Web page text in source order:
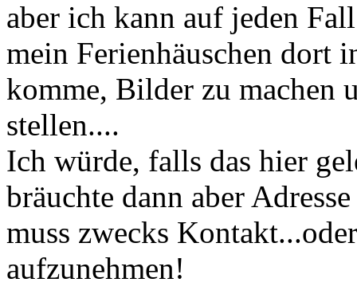
aber ich kann auf jeden
mein Ferienhäuschen dort
komme, Bilder zu machen
stellen....
Ich würde, falls das hier
bräuchte dann aber
muss zwecks
aufzunehmen!